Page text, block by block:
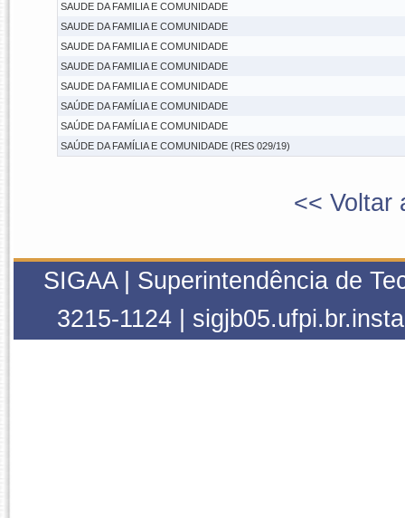
SAUDE DA FAMILIA E COMUNIDADE
SAUDE DA FAMILIA E COMUNIDADE
SAUDE DA FAMILIA E COMUNIDADE
SAUDE DA FAMILIA E COMUNIDADE
SAUDE DA FAMILIA E COMUNIDADE
SAÚDE DA FAMÍLIA E COMUNIDADE
SAÚDE DA FAMÍLIA E COMUNIDADE
SAÚDE DA FAMÍLIA E COMUNIDADE (RES 029/19)
<< Voltar
SIGAA | Superintendência de
3215-1124 |